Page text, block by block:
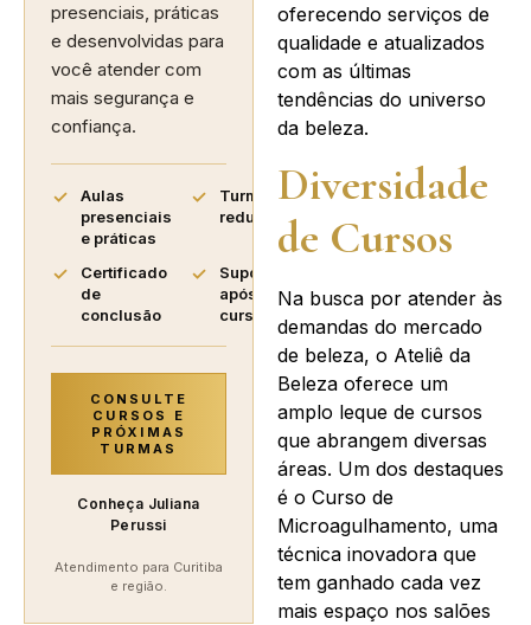
presenciais, práticas
e desenvolvidas para
você atender com
mais segurança e
confiança.
Aulas
presenciais
e práticas
Turmas
reduzidas
Certificado
de
conclusão
Suporte
após o
curso
CONSULTE
CURSOS E
PRÓXIMAS
TURMAS
Conheça Juliana
Perussi
Atendimento para Curitiba
e região.
oferecendo serviços de
qualidade e atualizados
com as últimas
tendências do universo
da beleza.
Diversidade
de Cursos
Na busca por atender às
demandas do mercado
de beleza, o Ateliê da
Beleza oferece um
amplo leque de cursos
que abrangem diversas
áreas. Um dos destaques
é o Curso de
Microagulhamento, uma
técnica inovadora que
tem ganhado cada vez
mais espaço nos salões